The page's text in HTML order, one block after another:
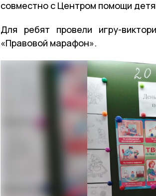
совместно с Центром помощи
Для ребят провели игру-
«Правовой марафон».